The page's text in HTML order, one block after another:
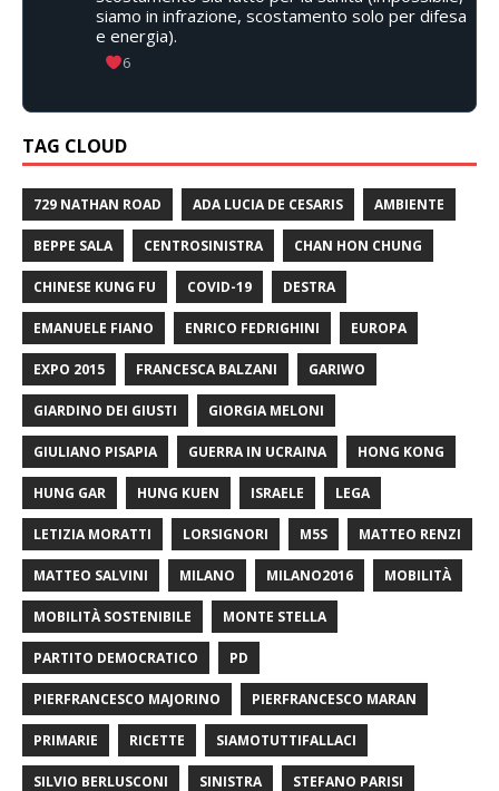
siamo in infrazione, scostamento solo per difesa
e energia).
6
TAG CLOUD
729 NATHAN ROAD ADA LUCIA DE CESARIS AMBIENTE
BEPPE SALA CENTROSINISTRA CHAN HON CHUNG
CHINESE KUNG FU COVID-19 DESTRA
EMANUELE FIANO ENRICO FEDRIGHINI EUROPA
EXPO 2015 FRANCESCA BALZANI GARIWO
GIARDINO DEI GIUSTI GIORGIA MELONI
GIULIANO PISAPIA GUERRA IN UCRAINA HONG KONG
HUNG GAR HUNG KUEN ISRAELE LEGA
LETIZIA MORATTI LORSIGNORI M5S MATTEO RENZI
MATTEO SALVINI MILANO MILANO2016 MOBILITÀ
MOBILITÀ SOSTENIBILE MONTE STELLA
PARTITO DEMOCRATICO PD
PIERFRANCESCO MAJORINO PIERFRANCESCO MARAN
PRIMARIE RICETTE SIAMOTUTTIFALLACI
SILVIO BERLUSCONI SINISTRA STEFANO PARISI